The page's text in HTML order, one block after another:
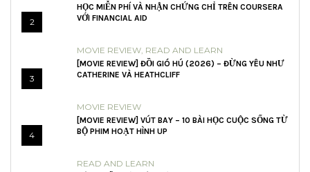
2
HỌC MIỄN PHÍ VÀ NHẬN CHỨNG CHỈ TRÊN COURSERA
VỚI FINANCIAL AID
3
MOVIE REVIEW, READ AND LEARN
[MOVIE REVIEW] ĐỒI GIÓ HÚ (2026) – ĐỪNG YÊU NHƯ
CATHERINE VÀ HEATHCLIFF
4
MOVIE REVIEW
[MOVIE REVIEW] VÚT BAY – 10 BÀI HỌC CUỘC SỐNG TỪ
BỘ PHIM HOẠT HÌNH UP
READ AND LEARN